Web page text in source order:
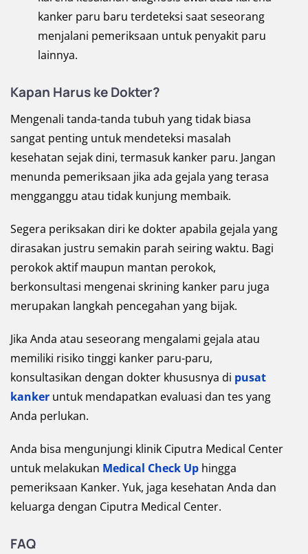
kanker paru baru terdeteksi saat seseorang
menjalani pemeriksaan untuk penyakit paru
lainnya.
Kapan Harus ke Dokter?
Mengenali tanda-tanda tubuh yang tidak biasa
sangat penting untuk mendeteksi masalah
kesehatan sejak dini, termasuk kanker paru. Jangan
menunda pemeriksaan jika ada gejala yang terasa
mengganggu atau tidak kunjung membaik.
Segera periksakan diri ke dokter apabila gejala yang
dirasakan justru semakin parah seiring waktu. Bagi
perokok aktif maupun mantan perokok,
berkonsultasi mengenai skrining kanker paru juga
merupakan langkah pencegahan yang bijak.
Jika Anda atau seseorang mengalami gejala atau
memiliki risiko tinggi kanker paru-paru,
konsultasikan dengan dokter khususnya di pusat
kanker untuk mendapatkan evaluasi dan tes yang
Anda perlukan.
Anda bisa mengunjungi klinik Ciputra Medical Center
untuk melakukan Medical Check Up hingga
pemeriksaan Kanker. Yuk, jaga kesehatan Anda dan
keluarga dengan Ciputra Medical Center.
FAQ